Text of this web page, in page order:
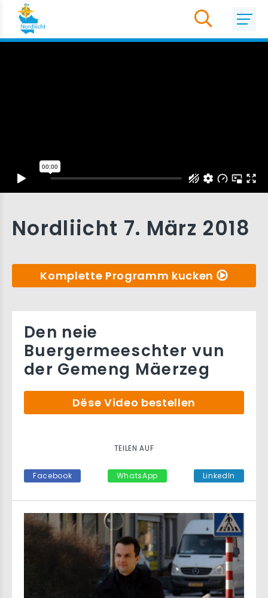
Nordliicht 7. März 2018
Komplette Programm kucken
Den neie
Buergermeeschter vun
der Gemeng Mäerzeg
Dëse Video bestellen
TEILEN AUF
Facebook WhatsApp LinkedIn